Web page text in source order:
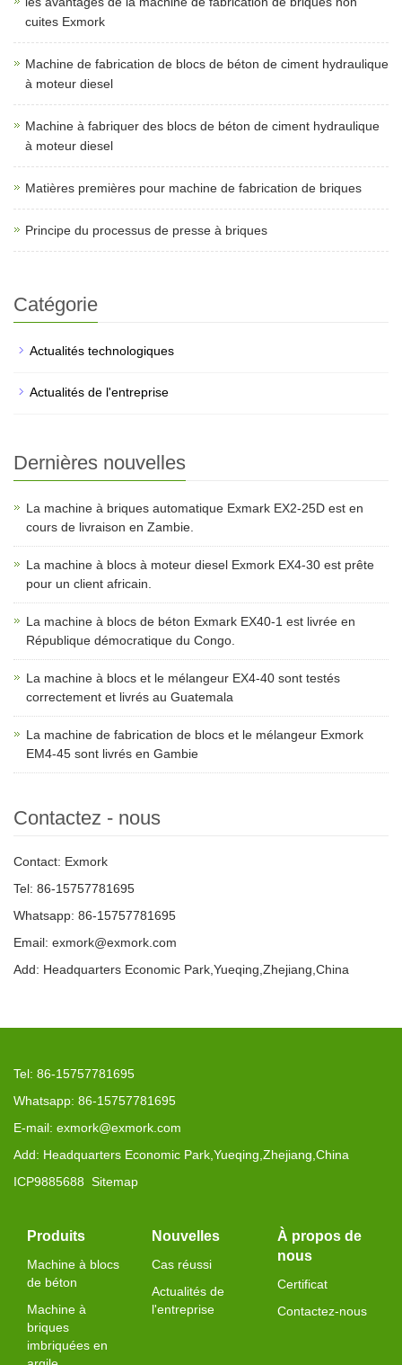
cuites Exmork
Machine de fabrication de blocs de béton de ciment hydraulique
à moteur diesel
Machine à fabriquer des blocs de béton de ciment hydraulique
à moteur diesel
Matières premières pour machine de fabrication de briques
Principe du processus de presse à briques
Catégorie
Actualités technologiques
Actualités de l'entreprise
Dernières nouvelles
La machine à briques automatique Exmark EX2-25D est en
cours de livraison en Zambie.
La machine à blocs à moteur diesel Exmork EX4-30 est prête
pour un client africain.
La machine à blocs de béton Exmark EX40-1 est livrée en
République démocratique du Congo.
La machine à blocs et le mélangeur EX4-40 sont testés
correctement et livrés au Guatemala
La machine de fabrication de blocs et le mélangeur Exmork
EM4-45 sont livrés en Gambie
Contactez - nous
Contact: Exmork
Tel: 86-15757781695
Whatsapp: 86-15757781695
Email: exmork@exmork.com
Add: Headquarters Economic Park,Yueqing,Zhejiang,China
Tel: 86-15757781695
Whatsapp: 86-15757781695
E-mail: exmork@exmork.com
Add: Headquarters Economic Park,Yueqing,Zhejiang,China
ICP9885688 Sitemap
Produits
Machine à blocs
de béton
Machine à
briques
imbriquées en
Nouvelles
Cas réussi
Actualités de
l'entreprise
À propos de
nous
Certificat
Contactez-nous